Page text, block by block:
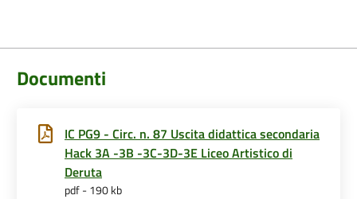
Documenti
IC PG9 - Circ. n. 87 Uscita didattica secondaria
Hack 3A -3B -3C-3D-3E Liceo Artistico di
Deruta
pdf - 190 kb